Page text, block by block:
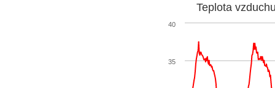
Teplota
35
40